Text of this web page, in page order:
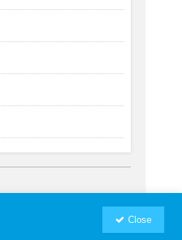
RSM汐留パートナーズWebSite
Close